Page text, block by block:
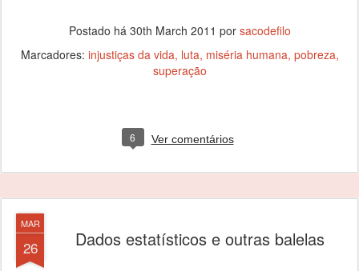
Postado há 30th March 2011 por sacodefilo
Marcadores: injustiças da vida luta miséria humana pobreza
superação
6 Ver comentários
MAR
26 Dados estatísticos e outras balelas